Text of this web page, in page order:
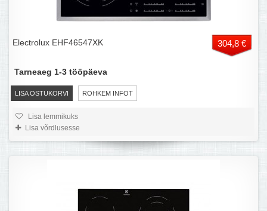
Electrolux EHF46547XK 304,8 €
LISA OSTUKORVI ROHKEM INFOT
Tarneaeg 1-3 tööpäeva
Lisa lemmikuks
Lisa võrdlusesse